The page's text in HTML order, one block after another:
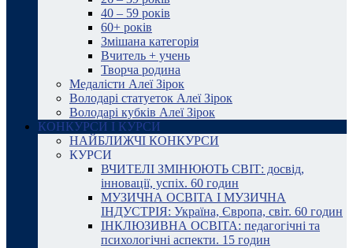
40 – 59 років
60+ років
Змішана категорія
Вчитель + учень
Творча родина
Медалісти Алеї Зірок
Володарі статуеток Алеї Зірок
Володарі кубків Алеї Зірок
КОНКУРСИ І КУРСИ
НАЙБЛИЖЧІ КОНКУРСИ
КУРСИ
ВЧИТЕЛІ ЗМІНЮЮТЬ СВІТ: досвід,
інновації, успіх. 60 годин
МУЗИЧНА ОСВІТА І МУЗИЧНА
ІНДУСТРІЯ: Україна, Європа, світ. 60 годин
ІНКЛЮЗИВНА ОСВІТА: педагогічні та
психологічні аспекти. 15 годин